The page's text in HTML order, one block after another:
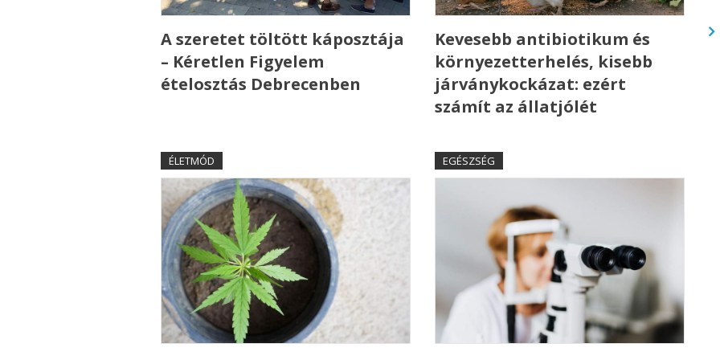
A szeretet töltött káposztája
– Kéretlen Figyelem
ételosztás Debrecenben
Kevesebb antibiotikum és
környezetterhelés, kisebb
járványkockázat: ezért
számít az állatjólét
ÉLETMÓD EGÉSZSÉG